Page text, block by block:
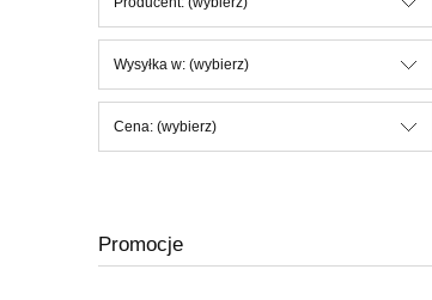
Wysyłka w: (wybierz)
Cena: (wybierz)
Promocje